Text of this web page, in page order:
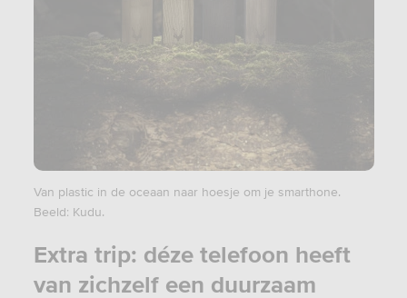
Van plastic in de oceaan naar hoesje om je smarthone.
Beeld: Kudu.
Extra trip: déze telefoon heeft
van zichzelf een duurzaam